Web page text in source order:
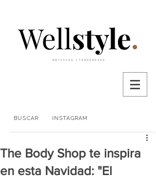
BUSCAR INSTAGRAM
The Body Shop te inspira
en esta Navidad: "El